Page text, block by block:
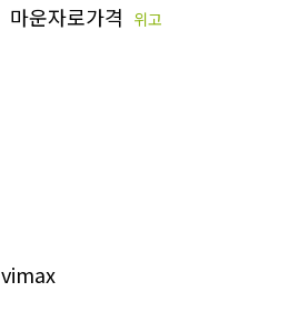
마운자로가격 위고
vimax